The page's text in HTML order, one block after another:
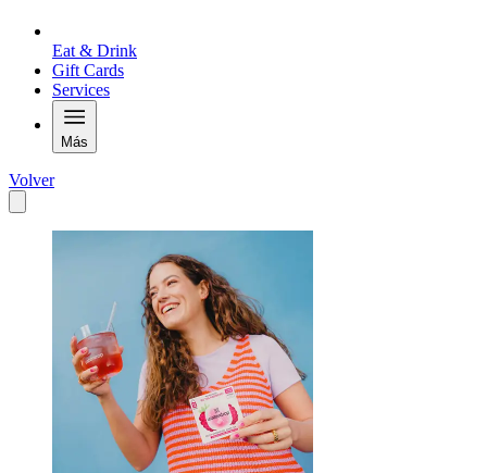
Eat & Drink
Gift Cards
Services
Más
Volver